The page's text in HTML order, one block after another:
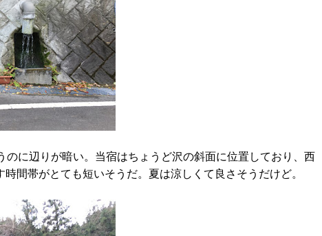
のに辺りが暗い。当宿はちょうど沢の斜面に位置しており、西
間帯がとても短いそうだ。夏は涼しくて良さそうだけど。